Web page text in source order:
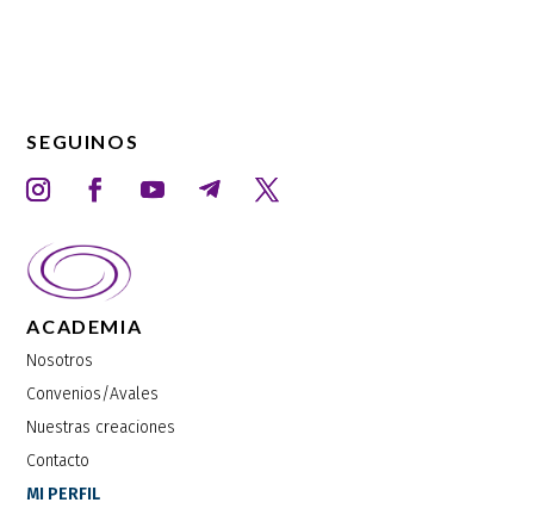
SEGUINOS
ACADEMIA
Nosotros
Convenios/Avales
Nuestras creaciones
Contacto
MI PERFIL